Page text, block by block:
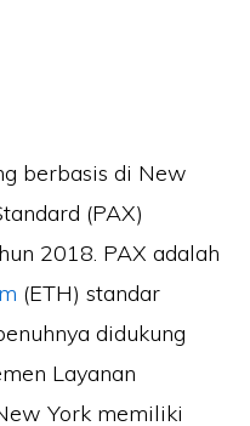
berbasis di New
(PAX)
2018. PAX adalah
(ETH) standar
didukung
Layanan
York memiliki